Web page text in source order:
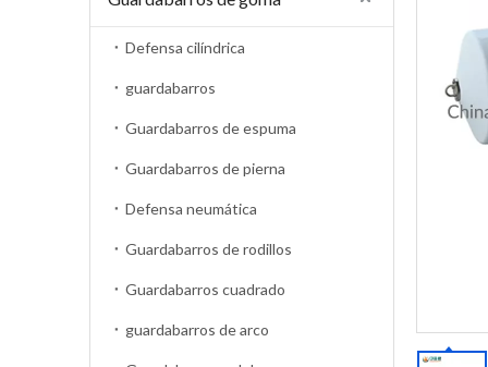
Defensa cilíndrica
guardabarros
Guardabarros de espuma
Guardabarros de pierna
Defensa neumática
Guardabarros de rodillos
Guardabarros cuadrado
guardabarros de arco